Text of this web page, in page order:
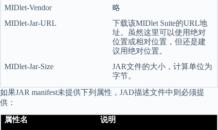
MIDlet-Vendor
略
MIDlet-Jar-URL
下载该MIDlet Suite的URL地
址。虽然这里可以使用绝对
位置或相对位置，但还是建
议用绝对位置。
MIDlet-Jar-Size
JAR文件的大小，计算单位为
字节。
如果JAR manifest未提供下列属性，JAD描述文件中则必须提
供：
属性名
说明